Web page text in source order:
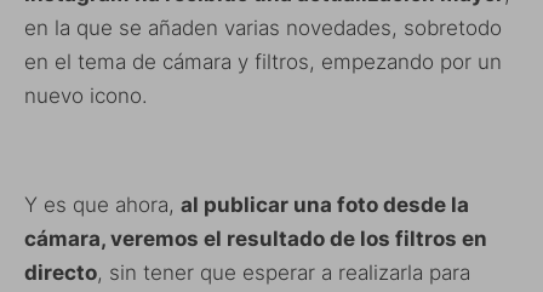
en la que se añaden varias novedades, sobretodo
en el tema de cámara y filtros, empezando por un
nuevo icono.
Y es que ahora, al publicar una foto desde la
cámara, veremos el resultado de los filtros en
directo, sin tener que esperar a realizarla para